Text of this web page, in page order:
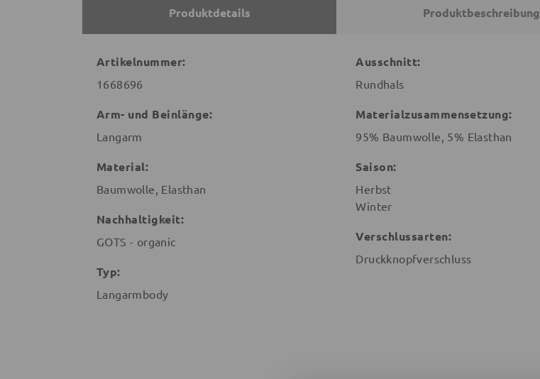
Produktdetails Produktbeschreibung
Artikelnummer:
1668696
Arm- und Beinlänge:
Langarm
Material:
Baumwolle, Elasthan
Nachhaltigkeit:
GOTS - organic
Typ:
Langarmbody
Ausschnitt:
Rundhals
Materialzusammensetzung:
95% Baumwolle, 5% Elasthan
Saison:
Herbst
Winter
Verschlussarten:
Druckknopfverschluss